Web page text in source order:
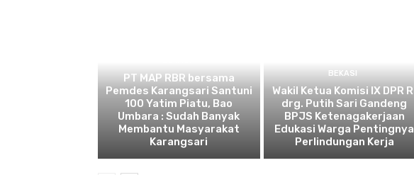
PT MAP RBR bersama
Pemdes Karangsari Santuni
100 Yatim Piatu, Bao
Umbara : Sudah Banyak
Membantu Masyarakat
Karangsari
BEKASI
Wakil Ketua Komisi IX DPR RI
drg. Putih Sari Gandeng
BPJS Ketenagakerjaan
Edukasi Warga Pentingnya
Perlindungan Kerja